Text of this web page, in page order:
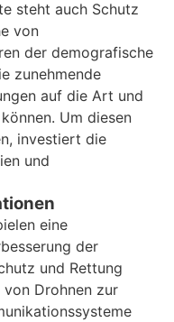
steht auch Schutz
von
der demografische
zunehmende
auf die Art und
Um diesen
investiert die
und
eine
der
und Rettung
von Drohnen zur